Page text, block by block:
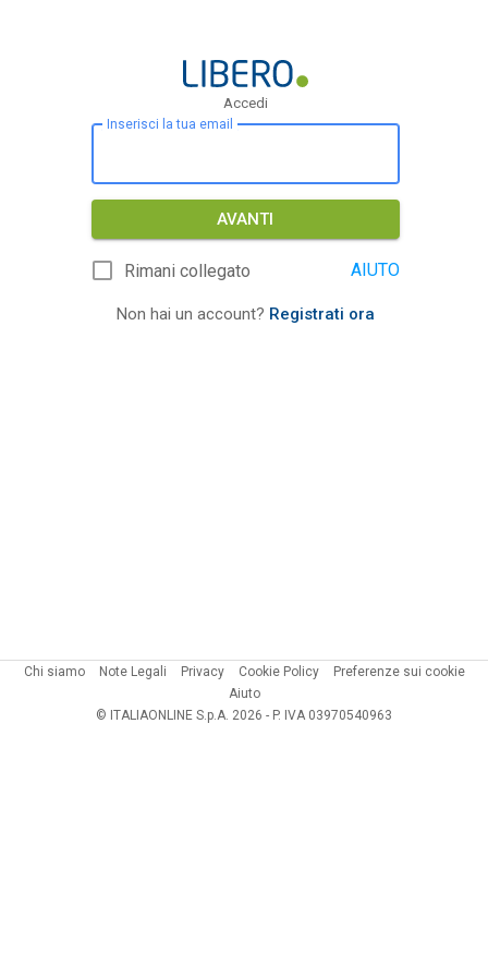
Accedi
Inserisci la tua email
AVANTI
Rimani collegato AIUTO
Non hai un account? Registrati ora
Chi siamo Note Legali Privacy Cookie Policy
Preferenze sui cookie
Aiuto
© ITALIAONLINE S.p.A. 2026 - P. IVA 03970540963